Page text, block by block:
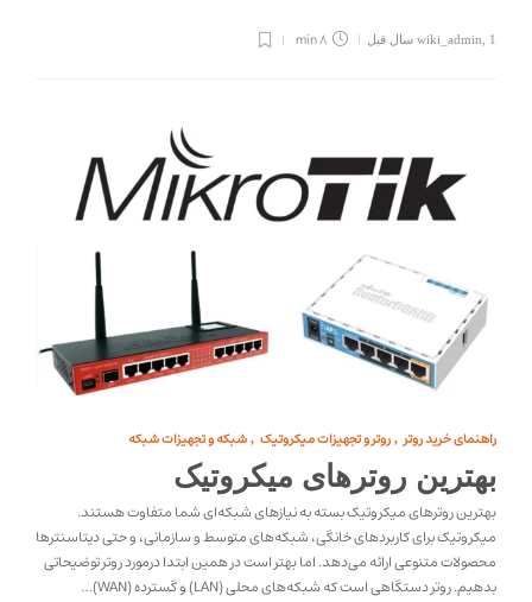
wiki_admin 1 سال قبل 8 min
راهنمای خرید روتر , روتر و تجهیزات میکروتیک , شبکه و تجهیزات شبکه
بهترین روترهای میکروتیک
بهترین روترهای میکروتیک بسته به نیازهای شبکه‌ای شما متفاوت هستند.
میکروتیک برای کاربردهای خانگی، شبکه‌های متوسط و سازمانی، و حتی دیتاسنترها
محصولات متنوعی ارائه می‌دهد. اما بهتر است در همین ابتدا درمورد روتر توضیحاتی
بدهیم. روتر دستگاهی است که شبکه‌های محلی (LAN) و گسترده (WAN)…